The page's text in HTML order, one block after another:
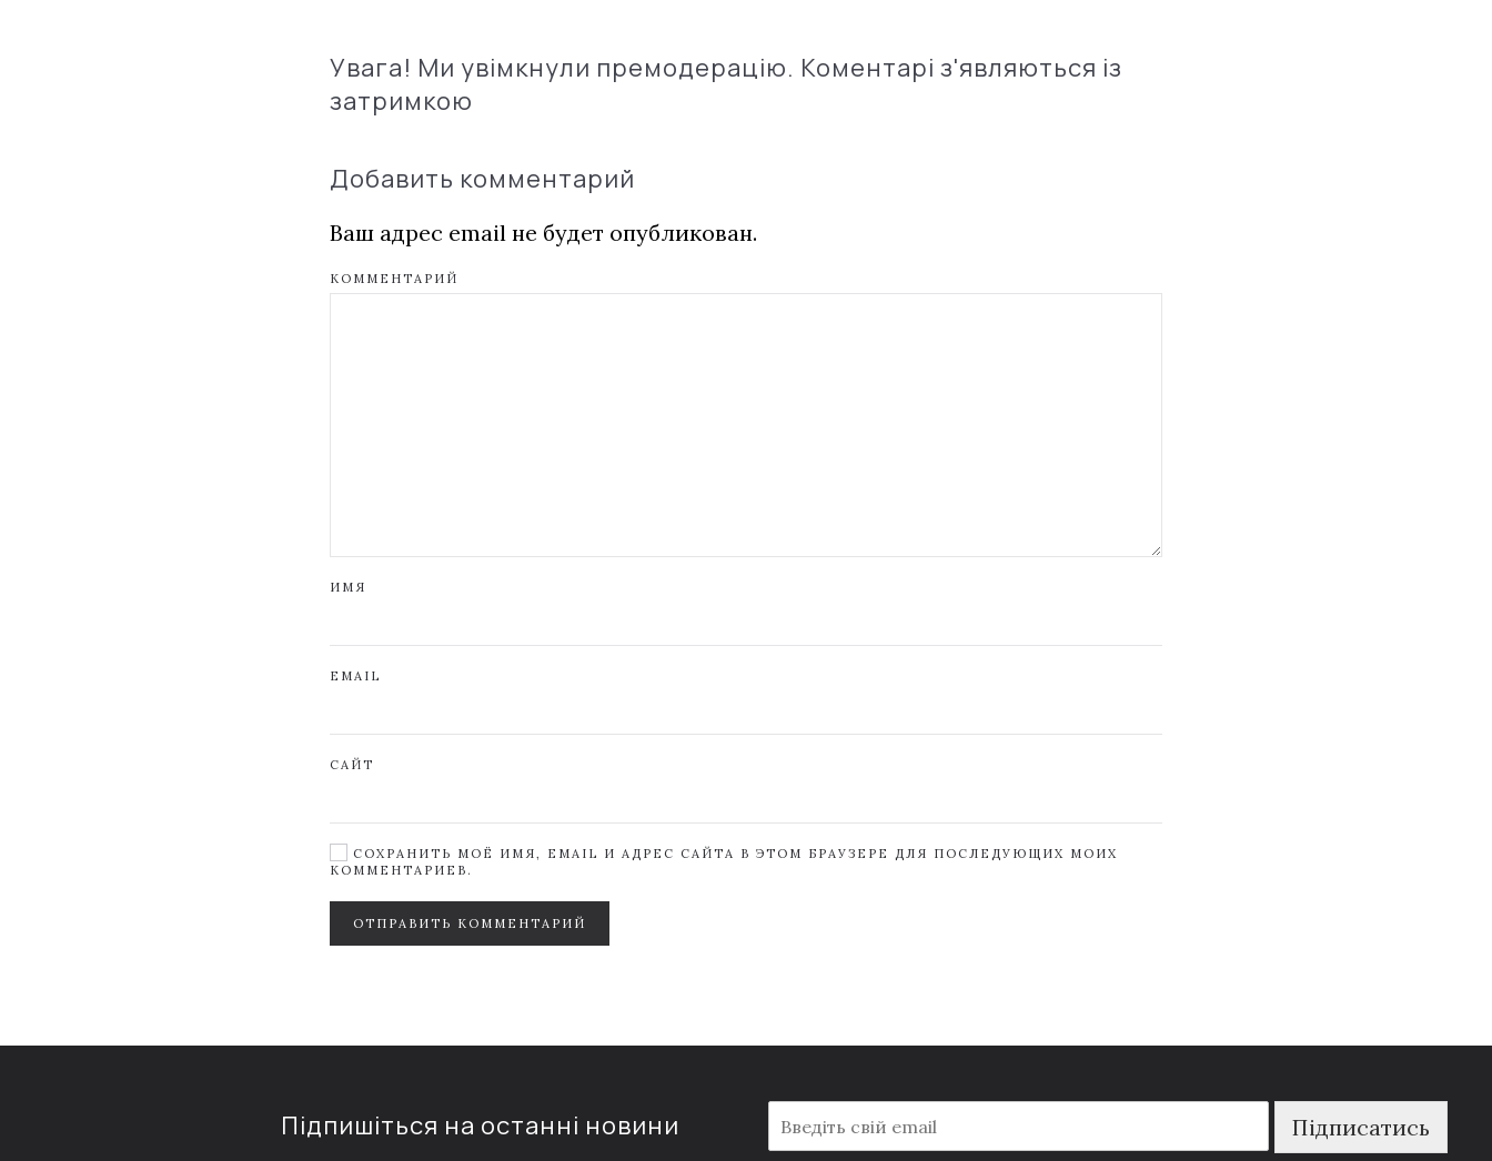
Увага! Ми увімкнули премодерацію. Коментарі з'являються із
затримкою
Добавить комментарий
Ваш адрес email не будет опубликован.
КОММЕНТАРИЙ
ИМЯ
EMAIL
САЙТ
СОХРАНИТЬ МОЁ ИМЯ, EMAIL И АДРЕС САЙТА В ЭТОМ БРАУЗЕРЕ ДЛЯ ПОСЛЕДУЮЩИХ МОИХ
КОММЕНТАРИЕВ.
ОТПРАВИТЬ КОММЕНТАРИЙ
Підпишіться на останні новини
m
a
Підписатись